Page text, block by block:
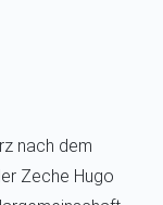
nach dem
Zeche Hugo